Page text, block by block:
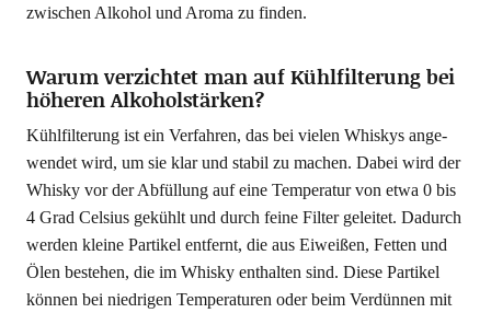
zwi­schen Alko­hol und Aro­ma zu finden.
Warum verzichtet man auf Kühlfilterung bei
höheren Alkoholstärken?
Kühl­fil­te­rung ist ein Ver­fah­ren, das bei vie­len Whis­kys ange­
wen­det wird, um sie klar und sta­bil zu machen. Dabei wird der
Whis­ky vor der Abfül­lung auf eine Tem­pe­ra­tur von etwa 0 bis
4 Grad Cel­si­us gekühlt und durch fei­ne Fil­ter gelei­tet. Dadurch
wer­den klei­ne Par­ti­kel ent­fernt, die aus Eiwei­ßen, Fet­ten und
Ölen bestehen, die im Whis­ky ent­hal­ten sind. Die­se Par­ti­kel
kön­nen bei nied­ri­gen Tem­pe­ra­tu­ren oder beim Ver­dün­nen mit